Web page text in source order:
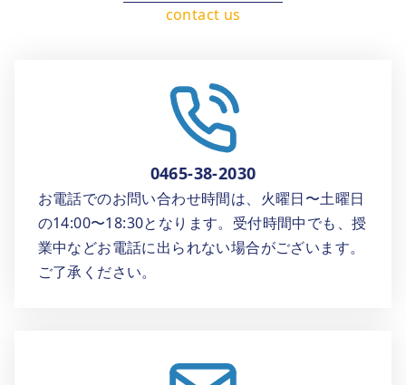
0465-38-2030
お電話でのお問い合わせ時間は、火曜日〜土曜日
の14:00〜18:30となります。受付時間中でも、授
業中などお電話に出られない場合がございます。
ご了承ください。